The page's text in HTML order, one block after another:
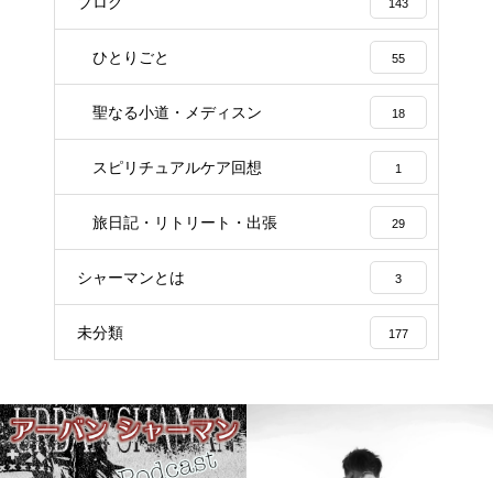
143
ひとりごと 55
聖なる小道・メディスン 18
スピリチュアルケア回想 1
旅日記・リトリート・出張 29
シャーマンとは 3
未分類 177